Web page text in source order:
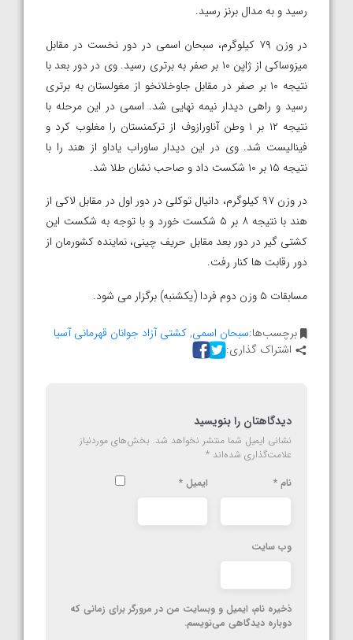
رسید و به مدال برنز رسید.
در وزن ۷۹ کیلوگرم، سبحان اسمی در دور نخست در مقابل
میزوساکی از ژاپن ۱۰ بر صفر به برتری رسید. وی در دور بعد با
نتیجه ۱۰ بر صفر در مقابل جاوخلانخو از مغولستان به برتری
رسید و راهی دیدار نیمه نهایی شد. اسمی در این مرحله با
نتیجه ۱۲ بر ۱ وطن آناورازوف از ترکمنستان را مغلوب کرد و
فینالیست شد. وی در این دیدار ساوراب یاداو از هند را با
نتیجه ۱۵ بر ۱۰ شکست داد و صاحب نشان طلا شد.
در وزن ۹۷ کیلوگرم، دانیال توکلی در دور اول در مقابل لاکی از
هند با نتیجه ۸ بر ۵ شکست خورد و با توجه به شکست این
کشتی گیر در دور بعد مقابل حریف چینی، نماینده کشورمان از
دور رقابت ها کنار رفت.
مسابقات ۵ وزن دوم فردا (یکشنبه) برگزار می شود.
برچسب‌ها:سبحان اسمی,کشتی آزاد جوانان قهرمانی آسیا
اشتراک گذاری:
دیدگاهتان را بنویسید
نشانی ایمیل شما منتشر نخواهد شد. بخش‌های موردنیاز
علامت‌گذاری شده‌اند *
نام * ایمیل *
وب‌ سایت
ذخیره نام، ایمیل و وبسایت من در مرورگر برای زمانی که
دوباره دیدگاهی می‌نویسم.